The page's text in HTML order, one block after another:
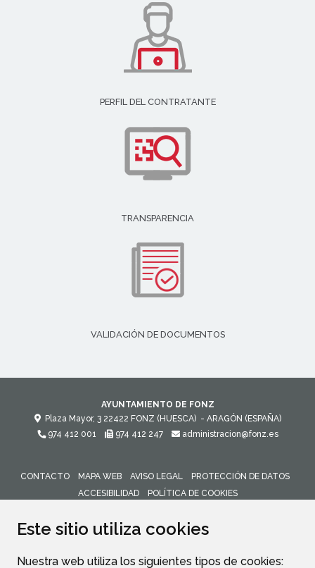
Este sitio utiliza cookies
Nuestra web utiliza los siguientes tipos de cookies:
PERFIL DEL CONTRATANTE
TRANSPARENCIA
VALIDACIÓN DE DOCUMENTOS
AYUNTAMIENTO DE FONZ
Plaza Mayor, 3 22422 FONZ (HUESCA) - ARAGÓN (ESPAÑA)
974 412 001
974 412 247 administracion@fonz.es
CONTACTO MAPA WEB AVISO LEGAL
PROTECCIÓN DE DATOS
ACCESIBILIDAD
POLÍTICA DE COOKIES